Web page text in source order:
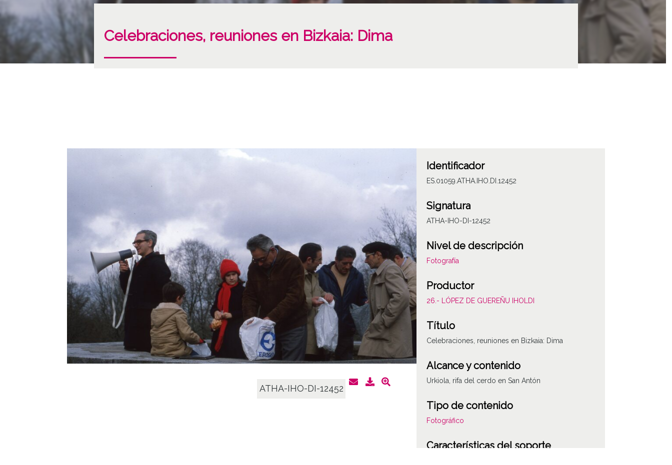
Celebraciones, reuniones en Bizkaia: Dima
ATHA-IHO-DI-12452
Identificador
ES.01059.ATHA.IHO.DI.12452
Signatura
ATHA-IHO-DI-12452
Nivel de descripción
Fotografía
Productor
26.- LÓPEZ DE GUEREÑU IHOLDI
Título
Celebraciones, reuniones en Bizkaia: Dima
Alcance y contenido
Urkiola, rifa del cerdo en San Antón
Tipo de contenido
Fotográfico
Características del soporte